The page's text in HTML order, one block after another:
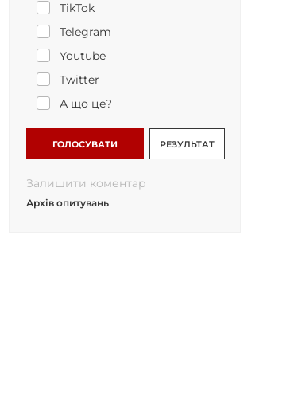
TikTok
Telegram
Youtube
Twitter
А що це?
ГОЛОСУВАТИ РЕЗУЛЬТАТ
Залишити коментар
Архів опитувань